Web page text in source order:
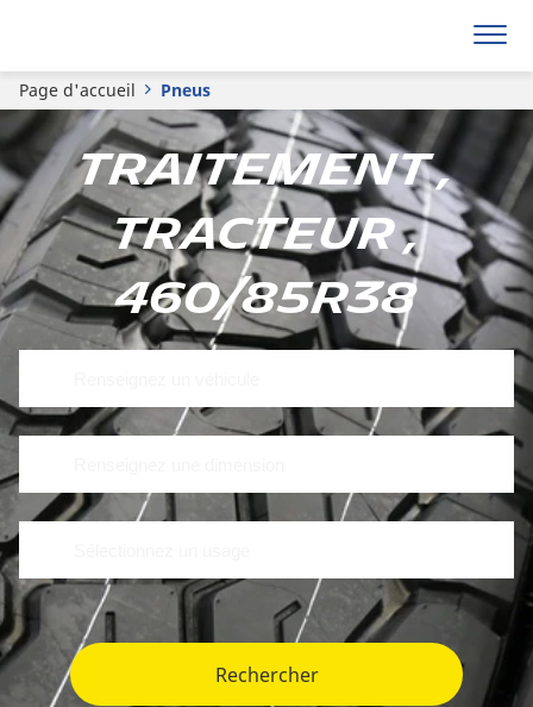
Page d'accueil Pneus
Traitement ,
Tracteur ,
460/85R38
Rechercher